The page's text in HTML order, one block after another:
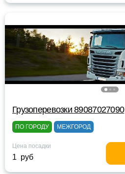
Грузоперевозки 89087027090
ПО ГОРОДУ МЕЖГОРОД
Цена посадки
1 руб